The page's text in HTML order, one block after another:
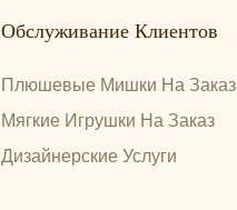
Обслуживание Клиентов
Плюшевые Мишки На Заказ
Мягкие Игрушки На Заказ
Дизайнерские Услуги